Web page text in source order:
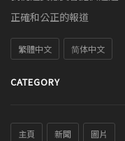
正確和公正的報道
繁體中文 简体中文
CATEGORY
主頁 新聞 圖片